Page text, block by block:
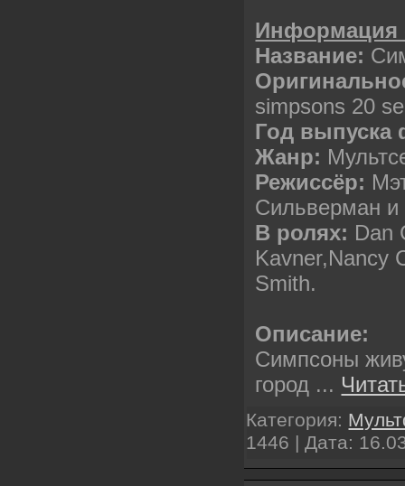
Название:
simpsons 20
Год выпуска
Жанр:
Режиссёр:
Сильверман и
В ролях: Dan
Kavner,Nancy
Smith.
Описание:
Симпсоны
город ...
Категория:
1446 | Дата: